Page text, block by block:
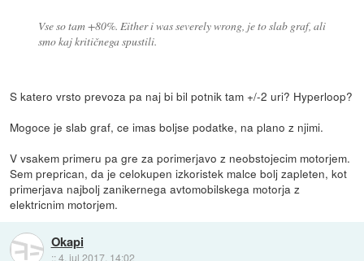
Vse so tam +80%. Either i was severely wrong, je to slab graf, ali
smo kaj kritičnega spustili.
S katero vrsto prevoza pa naj bi bil potnik tam +/-2 uri? Hyperloop?
Mogoce je slab graf, ce imas boljse podatke, na plano z njimi.
V vsakem primeru pa gre za porimerjavo z neobstojecim motorjem.
Sem preprican, da je celokupen izkoristek malce bolj zapleten, kot
primerjava najbolj zanikernega avtomobilskega motorja z
elektricnim motorjem.
Okapi
::4. jul 2017, 14:02